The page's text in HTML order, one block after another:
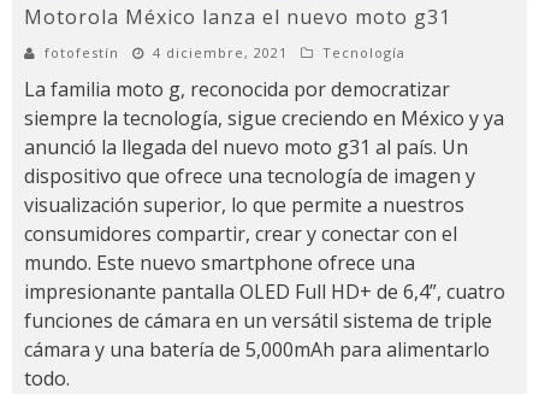
Motorola México lanza el nuevo moto g31
fotofestín 4 diciembre, 2021 Tecnología
La familia moto g, reconocida por democratizar
siempre la tecnología, sigue creciendo en México y ya
anunció la llegada del nuevo moto g31 al país. Un
dispositivo que ofrece una tecnología de imagen y
visualización superior, lo que permite a nuestros
consumidores compartir, crear y conectar con el
mundo. Este nuevo smartphone ofrece una
impresionante pantalla OLED Full HD+ de 6,4”, cuatro
funciones de cámara en un versátil sistema de triple
cámara y una batería de 5,000mAh para alimentarlo
todo.